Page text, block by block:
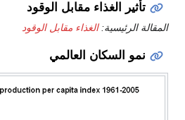
الوقود
مقابل الوقود